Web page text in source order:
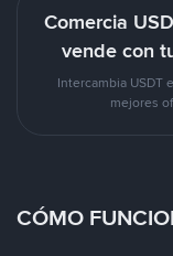
Comercia
vende con
Intercambia USDT
mejores
CÓMO